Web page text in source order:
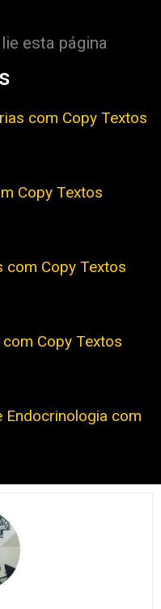
esta página
com Copy Textos
Copy Textos
com Copy Textos
Copy Textos
Endocrinologia com